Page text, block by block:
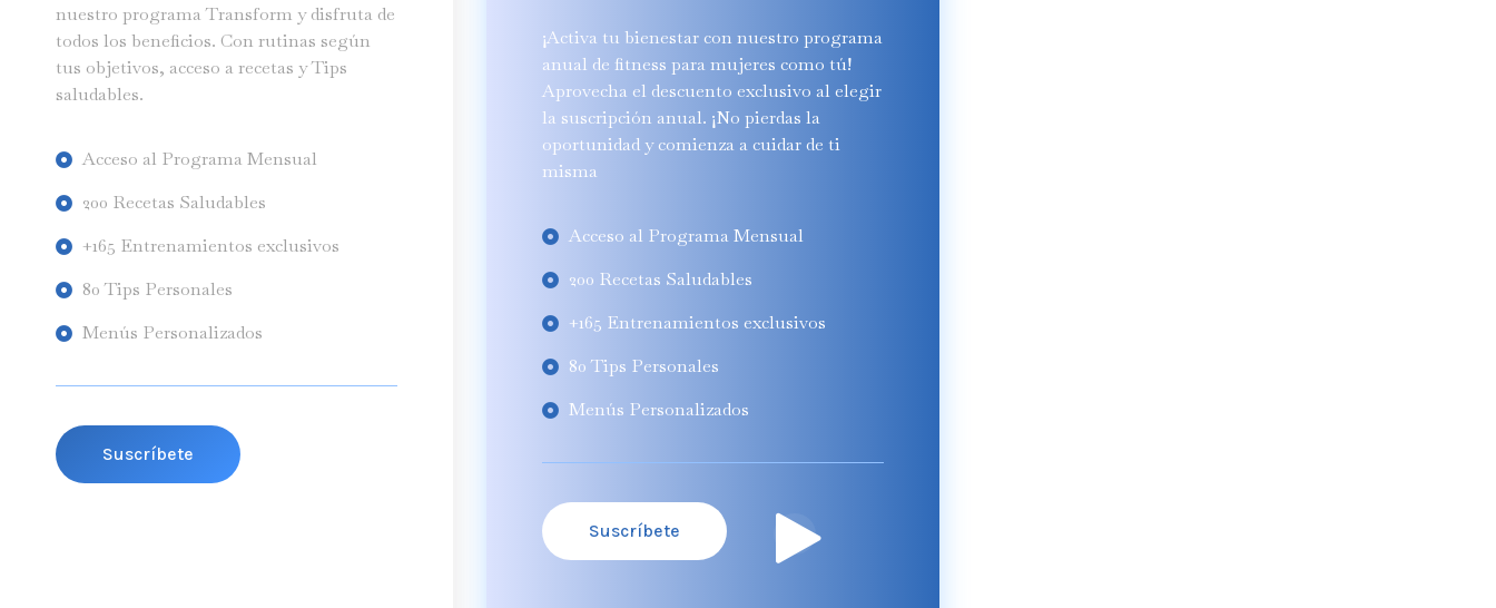
nuestro programa Transform y disfruta de
todos los beneficios. Con rutinas según
tus objetivos, acceso a recetas y Tips
saludables.
Acceso al Programa Mensual
200 Recetas Saludables
+165 Entrenamientos exclusivos
80 Tips Personales
Menús Personalizados
Suscríbete
¡Activa tu bienestar con nuestro programa
anual de fitness para mujeres como tú!
Aprovecha el descuento exclusivo al elegir
la suscripción anual. ¡No pierdas la
oportunidad y comienza a cuidar de ti
misma
Acceso al Programa Mensual
200 Recetas Saludables
+165 Entrenamientos exclusivos
80 Tips Personales
Menús Personalizados
Suscríbete